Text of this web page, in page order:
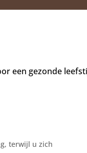
een gezonde
terwijl u zich